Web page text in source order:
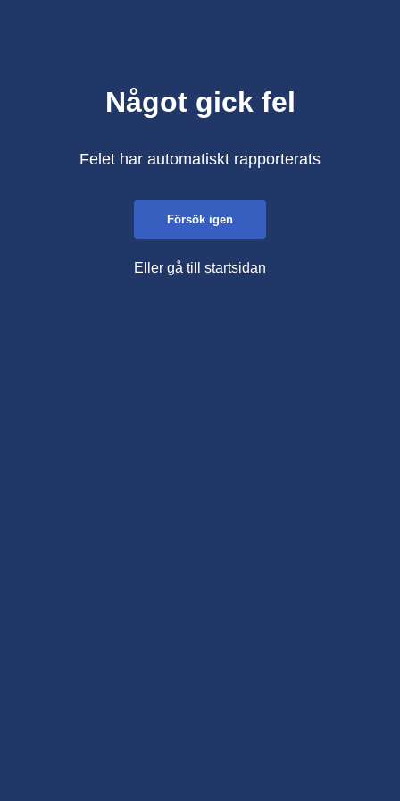
Något gick fel
Felet har automatiskt rapporterats
Försök igen
Eller gå till startsidan